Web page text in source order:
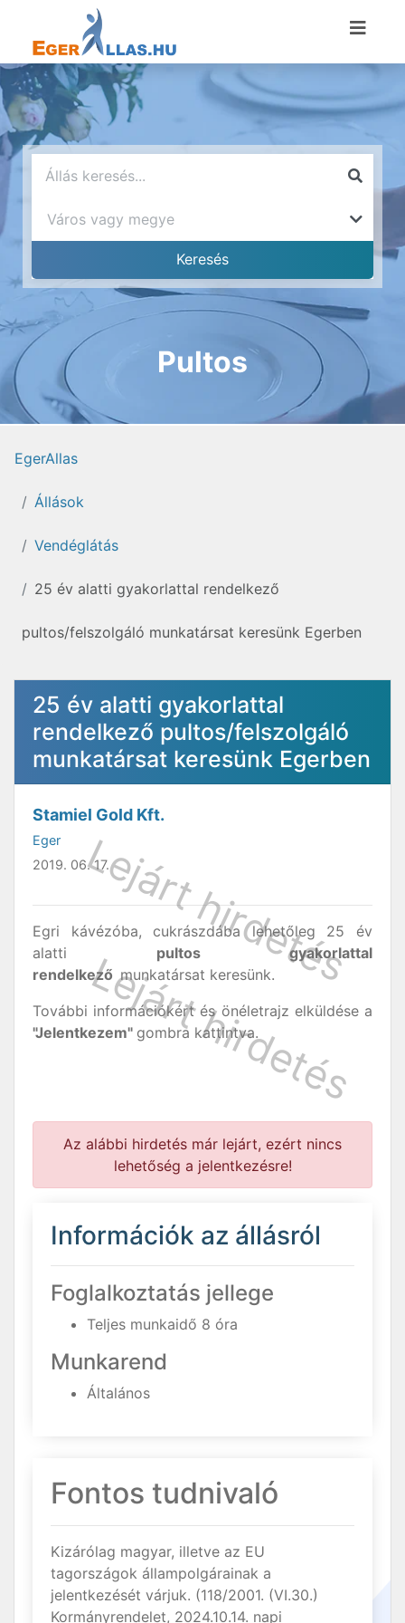
Pultos
EgerAllas
Állások
Vendéglátás
25 év alatti gyakorlattal rendelkező
pultos/felszolgáló munkatársat keresünk Egerben
25 év alatti gyakorlattal
rendelkező pultos/felszolgáló
munkatársat keresünk Egerben
Stamiel Gold Kft.
Eger
2019. 06. 17.
Egri kávézóba, cukrászdába lehetőleg 25 év
alatti pultos gyakorlattal
rendelkezőmunkatársat keresünk.
További információkért és önéletrajz elküldése a
"Jelentkezem" gombra kattintva.
Az alábbi hirdetés már lejárt, ezért nincs
lehetőség a jelentkezésre!
Információk az állásról
Foglalkoztatás jellege
Teljes munkaidő 8 óra
Munkarend
Általános
Fontos tudnivaló
Kizárólag magyar, illetve az EU
tagországok állampolgárainak a
jelentkezését várjuk. (118/2001. (VI.30.)
Kormányrendelet, 2024.10.14. napi